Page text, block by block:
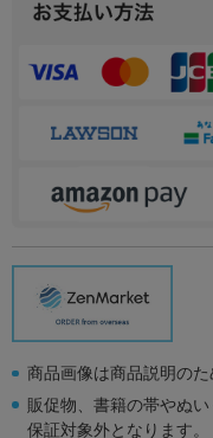
商品画像は商品説明のた
販促物、書籍の帯やぬ
保証対象外となります。